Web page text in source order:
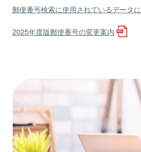
郵便番号検索に使用されているデータ
2025年度版郵便番号の変更案内